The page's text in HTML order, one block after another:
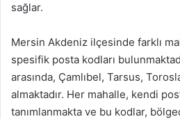
sağlar.
Mersin Akdeniz ilçesinde farklı
spesifik posta kodları
arasında, Çamlıbel, Tarsus,
almaktadır. Her mahalle, kendi
tanımlanmakta ve bu kodlar,